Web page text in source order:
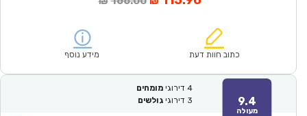
₪166.00.
הוא:
כתוב חוות דעת מידע נוסף
9.4
מעולה
4 דירוגי מומחים
3 דירוגי גולשים